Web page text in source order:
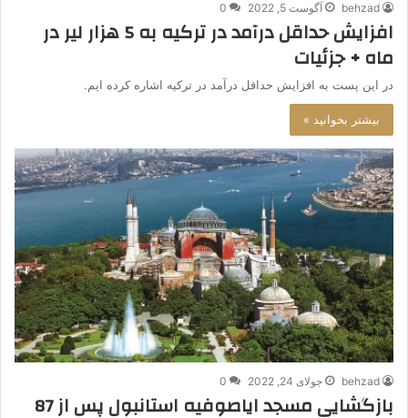
behzad آگوست 5, 2022 0
افزایش حداقل درآمد در ترکیه به 5 هزار لیر در
ماه + جزئیات
در این پست به افزایش حداقل درآمد در ترکیه اشاره کرده ایم.
بیشتر بخوانید »
behzad جولای 24, 2022 0
بازگشایی مسجد ایاصوفیه استانبول پس از 87